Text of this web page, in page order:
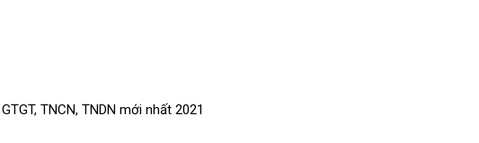
TNCN, TNDN mới nhất 2021